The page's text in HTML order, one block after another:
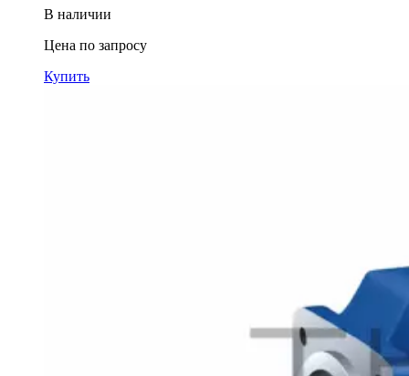
В наличии
Цена по запросу
Купить